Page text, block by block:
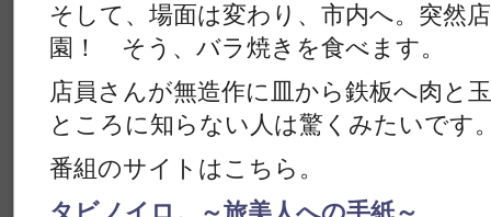
そして、場面は変わり、市内へ。突然
園！ そう、バラ焼きを食べます。
店員さんが無造作に皿から鉄板へ肉と
ところに知らない人は驚くみたいです
番組のサイトはこちら。